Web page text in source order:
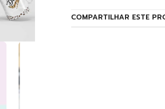
COMPARTILHAR ESTE